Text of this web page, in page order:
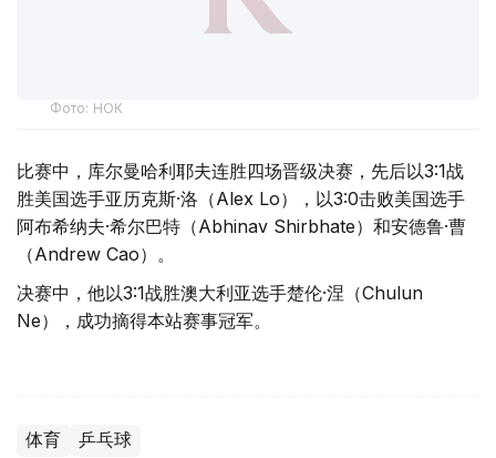
Фото: НОК
比赛中，库尔曼哈利耶夫连胜四场晋级决赛，先后以3:1战
胜美国选手亚历克斯·洛（Alex Lo），以3:0击败美国选手
阿布希纳夫·希尔巴特（Abhinav Shirbhate）和安德鲁·曹
（Andrew Cao）。
决赛中，他以3:1战胜澳大利亚选手楚伦·涅（Chulun
Ne），成功摘得本站赛事冠军。
体育 乒乓球